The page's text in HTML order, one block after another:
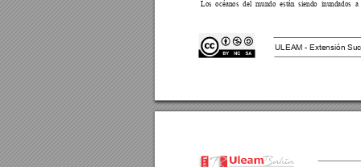
ULEAM - Extensión
Los océanos del mundo están siendo inundados